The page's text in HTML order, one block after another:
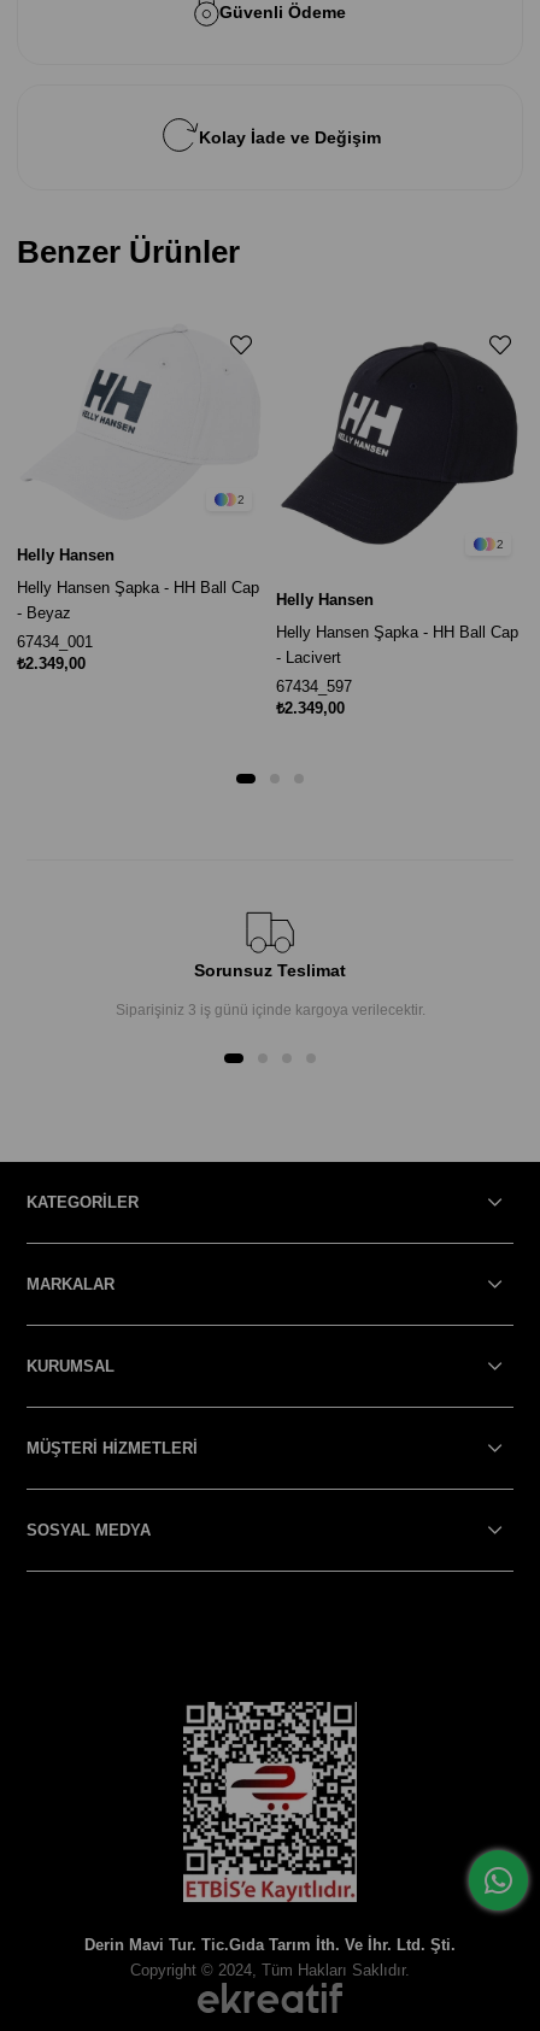
Güvenli Ödeme
Kolay İade ve Değişim
Benzer Ürünler
2
Helly Hansen
Helly Hansen Şapka - HH Ball Cap
- Beyaz
67434_001
₺2.349,00
2
Helly Hansen
Helly Hansen Şapka - HH Ball Cap
- Lacivert
67434_597
₺2.349,00
Sorunsuz Teslimat
Siparişiniz 3 iş günü içinde kargoya verilecektir.
KATEGORİLER
MARKALAR
KURUMSAL
MÜŞTERİ HİZMETLERİ
SOSYAL MEDYA
Derin Mavi Tur. Tic.Gıda Tarım İth. Ve İhr. Ltd. Şti.
Copyright © 2024, Tüm Hakları Saklıdır.